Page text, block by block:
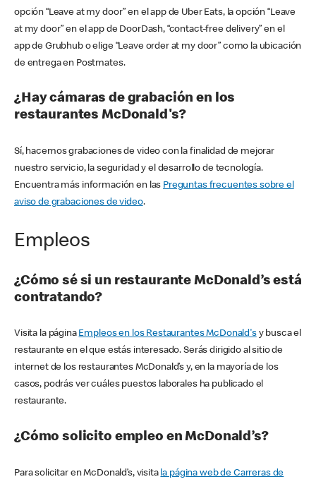
opción “Leave at my door” en el app de Uber Eats, la opción “Leave
at my door” en el app de DoorDash, “contact-free delivery” en el
app de Grubhub o elige “Leave order at my door” como la ubicación
de entrega en Postmates.
¿Hay cámaras de grabación en los
restaurantes McDonald's?
Sí, hacemos grabaciones de video con la finalidad de mejorar
nuestro servicio, la seguridad y el desarrollo de tecnología.
Encuentra más información en las Preguntas frecuentes sobre el
aviso de grabaciones de video.
Empleos
¿Cómo sé si un restaurante McDonald’s está
contratando?
Visita la página Empleos en los Restaurantes McDonald'sy busca el
restaurante en el que estás interesado. Serás dirigido al sitio de
internet de los restaurantes McDonald’s y, en la mayoría de los
casos, podrás ver cuáles puestos laborales ha publicado el
restaurante.
¿Cómo solicito empleo en McDonald’s?
Para solicitar en McDonald’s, visita la página web de Carreras de